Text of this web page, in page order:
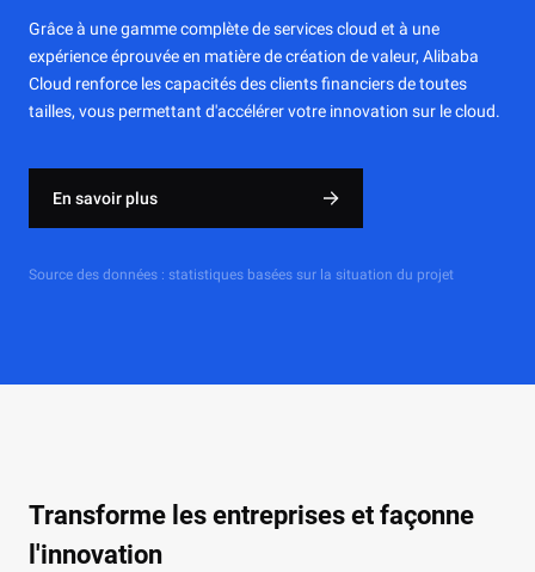
Grâce à une gamme complète de services cloud et à une
expérience éprouvée en matière de création de valeur, Alibaba
Cloud renforce les capacités des clients financiers de toutes
tailles, vous permettant d'accélérer votre innovation sur le cloud.
En savoir plus
Source des données : statistiques basées sur la situation du projet
Transforme les entreprises et façonne
l'innovation